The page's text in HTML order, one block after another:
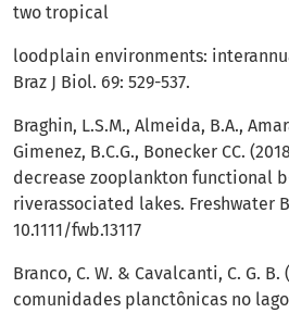
two tropical
loodplain environments:
Braz J Biol. 69: 529-537.
Braghin, L.S.M., Almeida, B.A.,
Gimenez, B.C.G., Bonecker CC.
decrease zooplankton functional
riverassociated lakes. Freshwater
10.1111/fwb.13117
Branco, C. W. & Cavalcanti, C. G.
comunidades planctônicas no lago